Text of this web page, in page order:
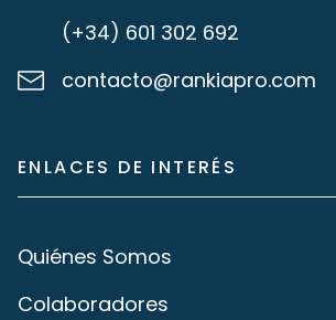
(+34) 601 302 692
contacto@rankiapro.com
ENLACES DE INTERÉS
Quiénes Somos
Colaboradores